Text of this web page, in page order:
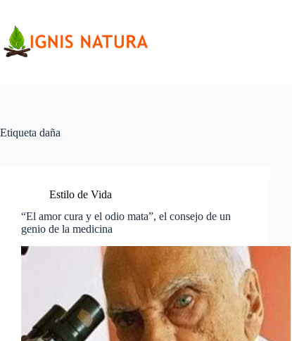
contenido
Etiqueta daña
Estilo de Vida
“El amor cura y el odio mata”, el consejo de un
genio de la medicina